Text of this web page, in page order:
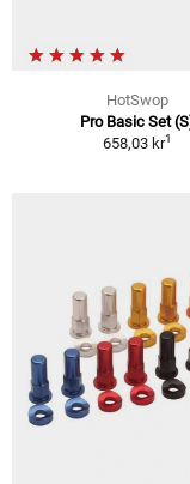
HotSwop
Pro Basic Set
658,03 kr1